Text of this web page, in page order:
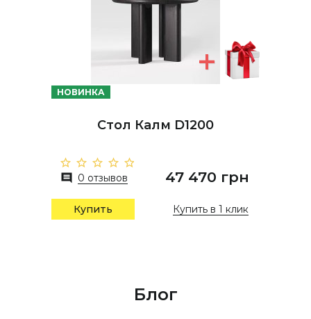
НОВИНКА
Стол Калм D1200
0 отзывов 47 470 грн
Купить Купить в 1 клик
Блог